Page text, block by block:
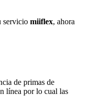
servicio miiflex, ahora
de primas de
línea por lo cual las